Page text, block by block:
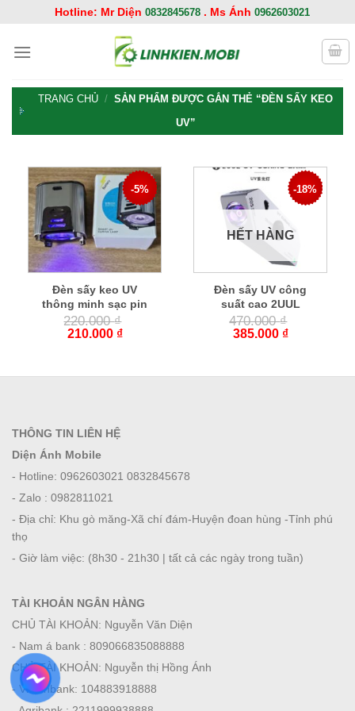
nội
Hotline: Mr Diện 0832845678. Ms Ánh 0962603021
TRANG CHỦ / SẢN PHẨM ĐƯỢC GẮN THẺ “ĐÈN SẤY KEO
UV”
-5%
Đèn sấy keo UV
thông minh sạc pin
220.000₫
210.000 ₫
-18%
HẾT HÀNG
Đèn sấy UV công
suất cao 2UUL
470.000₫
385.000 ₫
THÔNG TIN LIÊN HỆ
Diện Ánh Mobile
- Hotline: 0962603021 0832845678
- Zalo : 0982811021
- Địa chỉ: Khu gò măng-Xã chí đám-Huyện đoan hùng -Tỉnh phú
thọ
- Giờ làm việc: (8h30 - 21h30 | tất cả các ngày trong tuần)
TÀI KHOẢN NGÂN HÀNG
CHỦ TÀI KHOẢN: Nguyễn Văn Diện
- Nam á bank : 809066835088888
CHỦ TÀI KHOẢN: Nguyễn thị Hồng Ánh
- Viettinbank: 104883918888